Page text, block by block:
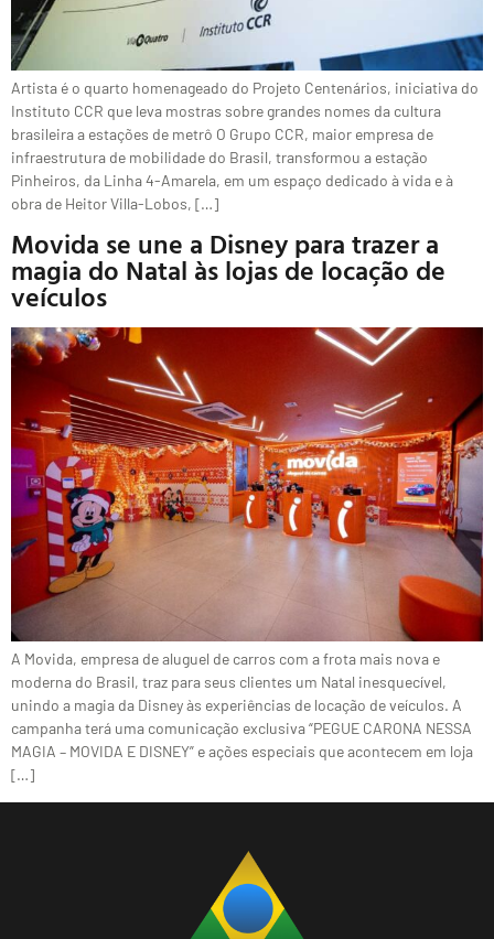
Artista é o quarto homenageado do Projeto Centenários, iniciativa do
Instituto CCR que leva mostras sobre grandes nomes da cultura
brasileira a estações de metrô O Grupo CCR, maior empresa de
infraestrutura de mobilidade do Brasil, transformou a estação
Pinheiros, da Linha 4-Amarela, em um espaço dedicado à vida e à
obra de Heitor Villa-Lobos, […]
Movida se une a Disney para trazer a
magia do Natal às lojas de locação de
veículos
A Movida, empresa de aluguel de carros com a frota mais nova e
moderna do Brasil, traz para seus clientes um Natal inesquecível,
unindo a magia da Disney às experiências de locação de veículos. A
campanha terá uma comunicação exclusiva “PEGUE CARONA NESSA
MAGIA – MOVIDA E DISNEY” e ações especiais que acontecem em loja
[…]